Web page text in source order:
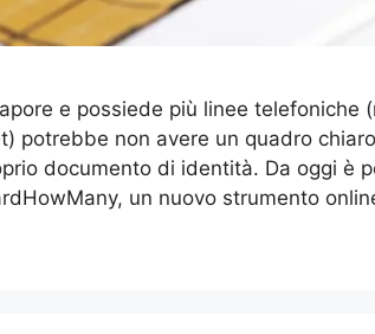
e possiede più linee telefoniche
potrebbe non avere un quadro
documento di identità. Da oggi è
un nuovo strumento